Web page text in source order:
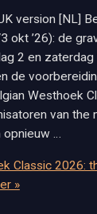
version [NL]
okt ’26): de
2 en
de
Westhoek
van the
opnieuw …
Classic 2026:
»